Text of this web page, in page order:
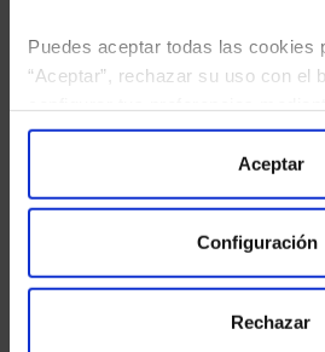
Puedes aceptar todas las cookies
“Aceptar”, rechazar su uso con el
“Configuración”. Consulta nuestra
para más información.
Aceptar
Configuración
Rechazar
He leído
tratamiento de mis datos